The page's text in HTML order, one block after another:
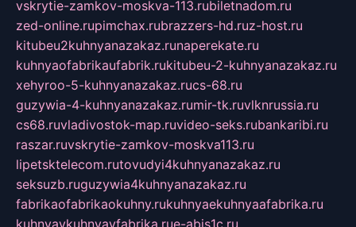
vskrytie-zamkov-moskva-113.rubiletnadom.ru
zed-online.rupimchax.rubrazzers-hd.ruz-host.ru
kitubeu2kuhnyanazakaz.runaperekate.ru
kuhnyaofabrikaufabrik.rukitubeu-2-kuhnyanazakaz.ru
xehyroo-5-kuhnyanazakaz.rucs-68.ru
guzywia-4-kuhnyanazakaz.rumir-tk.ruvlknrussia.ru
cs68.ruvladivostok-map.ruvideo-seks.rubankaribi.ru
raszar.ruvskrytie-zamkov-moskva113.ru
lipetsktelecom.rutovudyi4kuhnyanazakaz.ru
seksuzb.ruguzywia4kuhnyanazakaz.ru
fabrikaofabrikaokuhny.rukuhnyaekuhnyaafabrika.ru
kuhnyaykuhnyayfabrika.rue-abis1c.ru